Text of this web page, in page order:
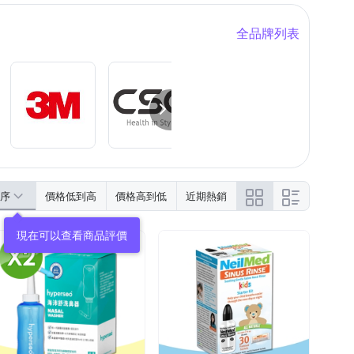
全品牌列表
價格低到高 價格高到低 近期熱銷
現在可以查看商品評價